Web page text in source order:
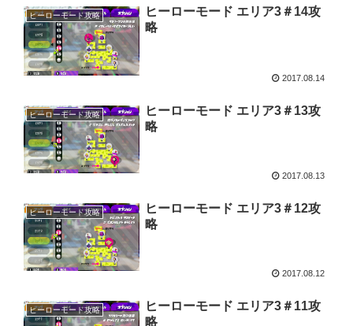
ヒーローモード攻略
ヒーローモード エリア3＃14攻
略
2017.08.14
ヒーローモード攻略
ヒーローモード エリア3＃13攻
略
2017.08.13
ヒーローモード攻略
ヒーローモード エリア3＃12攻
略
2017.08.12
ヒーローモード攻略
ヒーローモード エリア3＃11攻
略